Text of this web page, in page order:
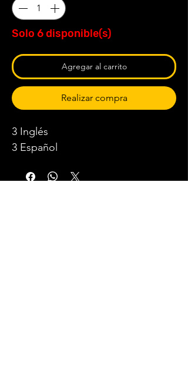
Solo 6 disponible(s)
Agregar al carrito
Realizar compra
3 Inglés
3 Español